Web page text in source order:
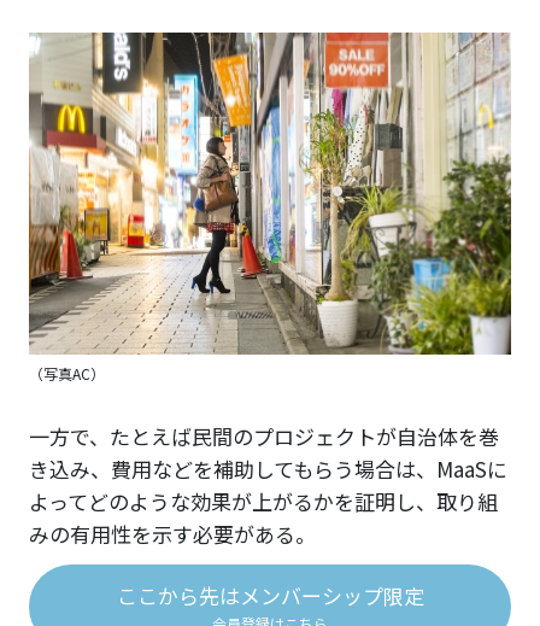
（写真AC）
一方で、たとえば民間のプロジェクトが自治体を巻
き込み、費用などを補助してもらう場合は、MaaSに
よってどのような効果が上がるかを証明し、取り組
みの有用性を示す必要がある。
ここから先はメンバーシップ限定